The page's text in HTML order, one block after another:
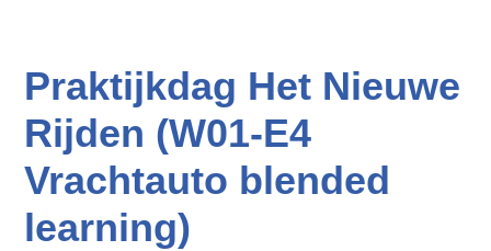
Praktijkdag Het Nieuwe
Rijden (W01-E4
Vrachtauto blended
learning)